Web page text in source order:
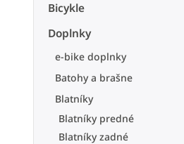
Bicykle
Doplnky
e-bike doplnky
Batohy a brašne
Blatníky
Blatníky predné
Blatníky zadné